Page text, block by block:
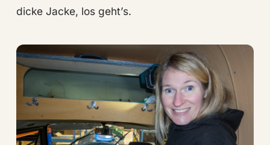
dicke Jacke, los geht’s.